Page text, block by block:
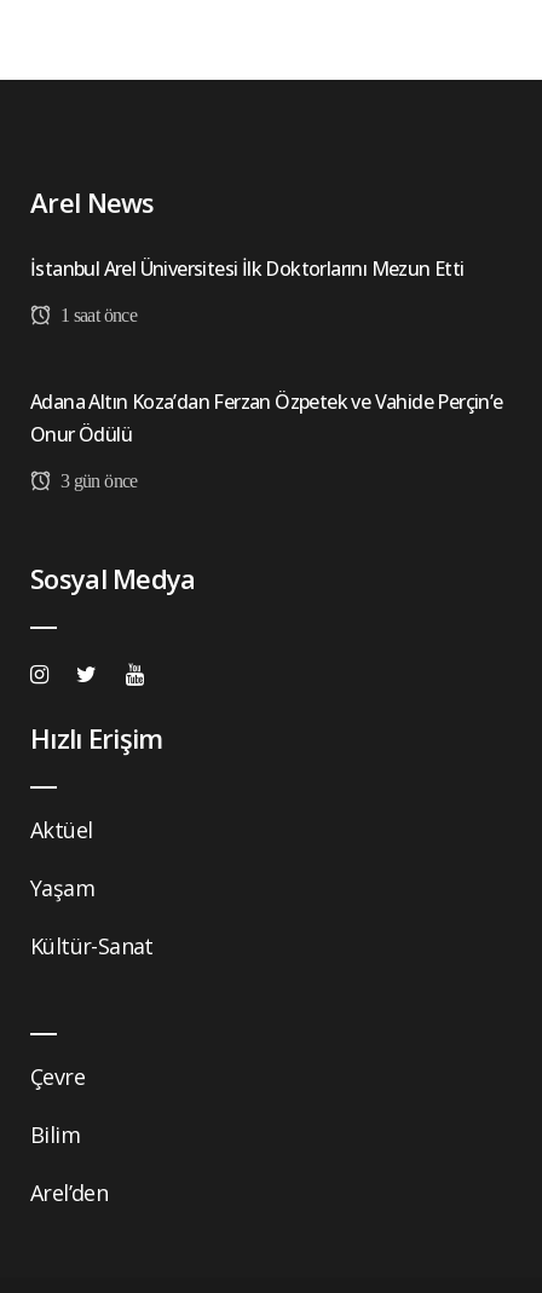
Arel News
İstanbul Arel Üniversitesi İlk Doktorlarını Mezun Etti
1 saat önce
Adana Altın Koza’dan Ferzan Özpetek ve Vahide Perçin’e
Onur Ödülü
3 gün önce
Sosyal Medya
Hızlı Erişim
Aktüel
Yaşam
Kültür-Sanat
Çevre
Bilim
Arel’den